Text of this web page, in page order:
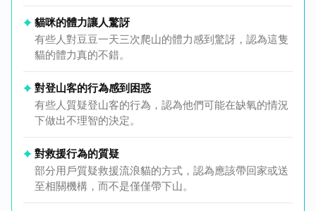
貓咪的體力讓人驚訝
有些人對豆豆一天三次爬山的體力感到驚訝，認為這隻
貓的體力真的不錯。
對登山客的行為感到困惑
有些人質疑登山客的行為，認為他們可能在缺氧的情況
下做出不理智的決定。
對救援行為的質疑
部分用戶質疑救援流浪貓的方式，認為應該帶回家或送
至相關機構，而不是僅僅帶下山。